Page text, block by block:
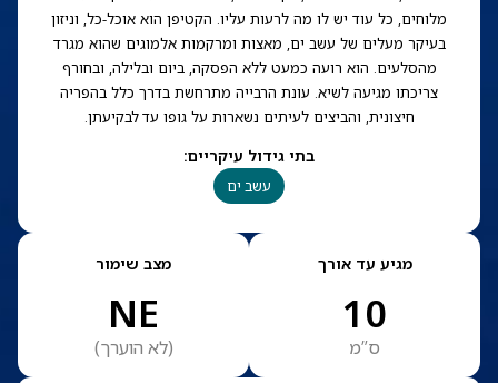
מלוחים, כל עוד יש לו מה לרעות עליו. הקטיפן הוא אוכל-כל, וניזון
בעיקר מעלים של עשב ים, מאצות ומרקמות אלמוגים שהוא מגרד
מהסלעים. הוא רועה כמעט ללא הפסקה, ביום ובלילה, ובחורף
צריכתו מגיעה לשיא. עונת הרבייה מתרחשת בדרך כלל בהפריה
חיצונית, והביצים לעיתים נשארות על גופו עד לבקיעתן.
בתי גידול עיקריים:
עשב ים
מגיע עד אורך
10
ס”מ
מצב שימור
NE
(לא הוערך)